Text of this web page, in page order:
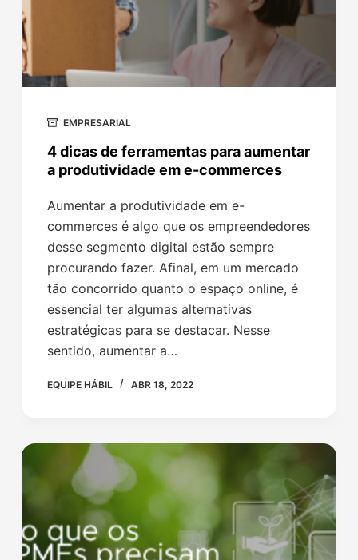
EMPRESARIAL
4 dicas de ferramentas para aumentar
a produtividade em e-commerces
Aumentar a produtividade em e-
commerces é algo que os empreendedores
desse segmento digital estão sempre
procurando fazer. Afinal, em um mercado
tão concorrido quanto o espaço online, é
essencial ter algumas alternativas
estratégicas para se destacar. Nesse
sentido, aumentar a…
EQUIPE HÁBIL ABR 18, 2022